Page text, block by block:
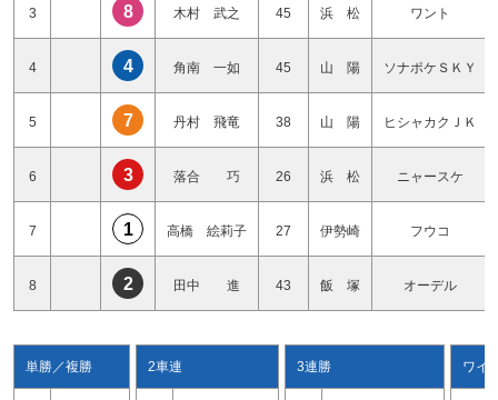
3 8 木村 武之 45 浜 松 ワント
4 4 角南 一如 45 山 陽 ソナポケＳＫＹ
5 7 丹村 飛竜 38 山 陽 ヒシャカクＪＫ
6 3 落合 巧 26 浜 松 ニャースケ
7 1 高橋 絵莉子 27 伊勢崎 フウコ
8 2 田中 進 43 飯 塚 オーデル
単勝／複勝 2車連 3連勝 ワイ